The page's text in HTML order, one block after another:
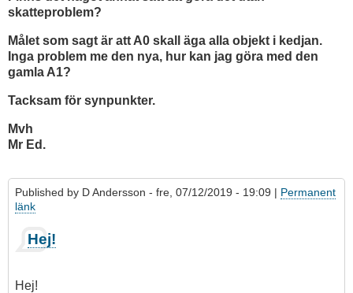
skatteproblem?
Målet som sagt är att A0 skall äga alla objekt i kedjan.
Inga problem me den nya, hur kan jag göra med den
gamla A1?
Tacksam för synpunkter.
Mvh
Mr Ed.
Published by D Andersson - fre, 07/12/2019 - 19:09 | Permanent
länk
Hej!
Hej!